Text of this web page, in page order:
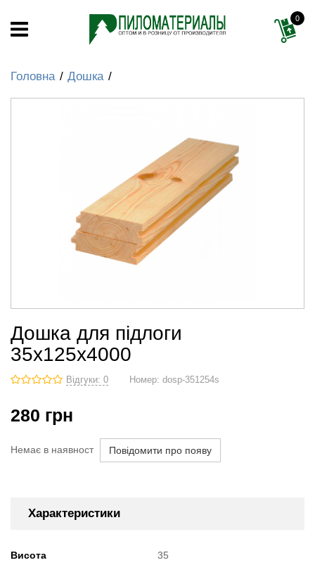
0
Головна Дошка
Дошка для підлоги
35х125х4000
Відгуки: 0 Номер: dosp-351254s
280 грн
Немає в наявност Повідомити про появу
Характеристики
Висота 35